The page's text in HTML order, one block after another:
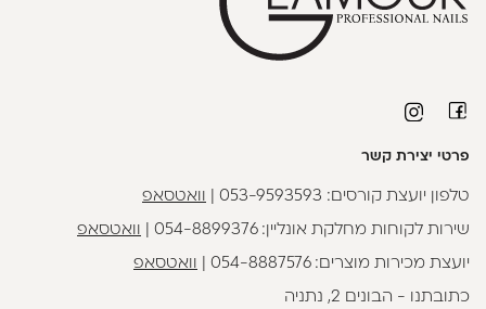
פרטי יצירת קשר
טלפון יועצת קורסים: 053-9593593 וואטסאפ
שירות לקוחות מחלקת אונליין:054-8899376 וואטסאפ
יועצת מכירות מוצרים:054-8887576 וואטסאפ
כתובתנו - הבונים 2, נתניה